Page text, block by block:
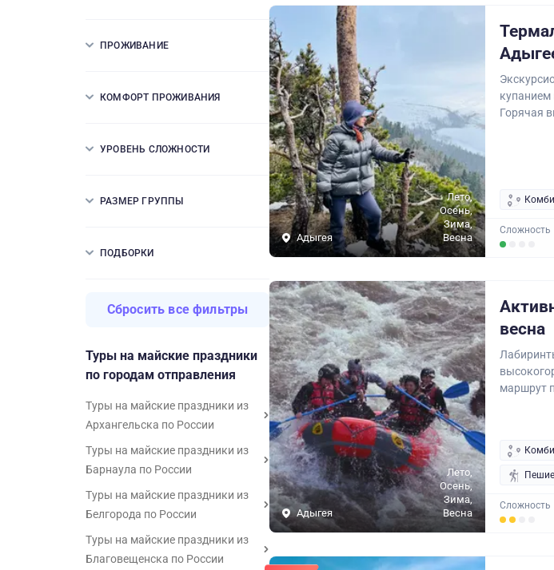
ПРОЖИВАНИЕ
КОМФОРТ ПРОЖИВАНИЯ
УРОВЕНЬ СЛОЖНОСТИ
РАЗМЕР ГРУППЫ
ПОДБОРКИ
Сбросить все фильтры
Туры на майские праздники
по городам отправления
Туры на майские праздники из
Архангельска по России
Туры на майские праздники из
Барнаула по России
Туры на майские праздники из
Белгорода по России
Туры на майские праздники из
Благовещенска по России
Адыгея
Лето,
Осень,
Зима,
Весна
купанием
Горячая
Сложность
Адыгея
Лето,
Осень,
Зима,
Весна
весна
маршрут
Сложность